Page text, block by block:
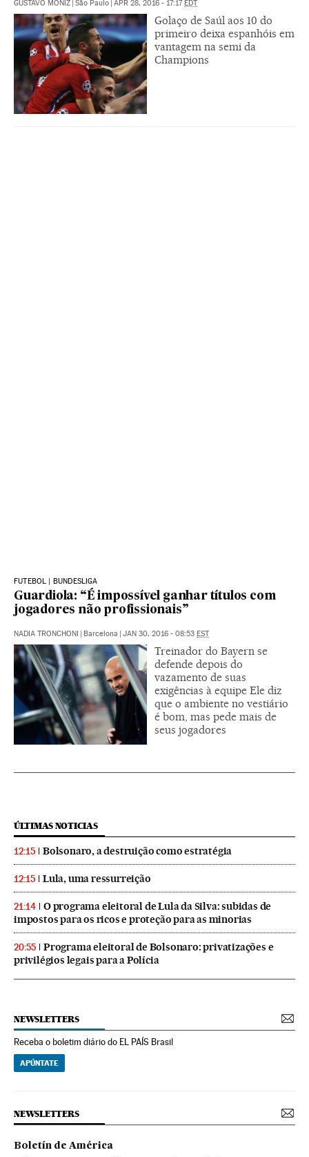
GUSTAVO MONIZ São Paulo APR 28, 2016 - 17:17 EDT
Golaço de Saúl aos 10 do
primeiro deixa espanhóis em
vantagem na semi da
Champions
FUTEBOL | BUNDESLIGA
Guardiola: “É impossível ganhar títulos com
jogadores não profissionais”
NADIA TRONCHONI | Barcelona | JAN 30, 2016 - 08:53 EST
Treinador do Bayern se
defende depois do
vazamento de suas
exigências à equipe Ele diz
que o ambiente no vestiário
é bom, mas pede mais de
seus jogadores
ÚLTIMAS NOTICIAS
12:15 Bolsonaro, a destruição como estratégia
12:15 Lula, uma ressurreição
21:14
O programa eleitoral de Lula da Silva: subidas de
impostos para os ricos e proteção para as minorias
20:55
Programa eleitoral de Bolsonaro: privatizações e
privilégios legais para a Polícia
NEWSLETTERS
Receba o boletim diário do EL PAÍS Brasil
APÚNTATE
NEWSLETTERS
Boletín de América